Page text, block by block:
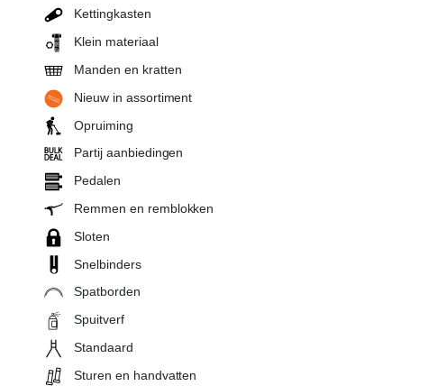
Kettingkasten
Klein materiaal
Manden en kratten
Nieuw in assortiment
Opruiming
Partij aanbiedingen
Pedalen
Remmen en remblokken
Sloten
Snelbinders
Spatborden
Spuitverf
Standaard
Sturen en handvatten